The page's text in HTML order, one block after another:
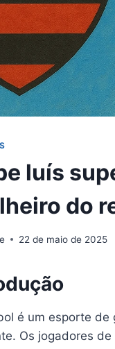
luís
do
22 de maio de 2025
é um esporte de
Os jogadores